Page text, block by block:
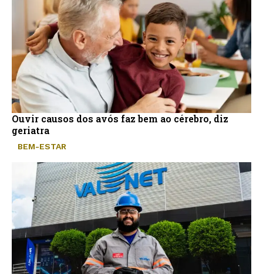
Ouvir causos dos avós faz bem ao cérebro, diz
geriatra
BEM-ESTAR